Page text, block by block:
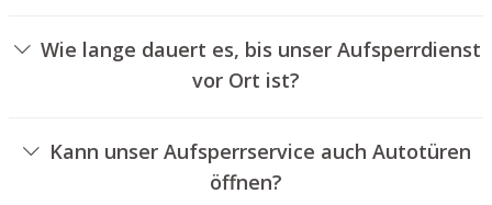
verschiedenen Optionen ab, wie beispielsweise der
Ausführung des Schlosses, der Dauer der Arbeiten und
eventuell anfallenden Anfahrtskosten. Wir bieten
Preisangebote an.
Wie lange dauert es, bis unser Aufsperrdienst
vor Ort ist?
innerhalb von dreißig Minuten vor Ort. Die reelle
Wartezeit hängt von dem Ortsunterschied des
Einsatzortes zu unserem Unternehmen und den
Kann unser Aufsperrservice auch Autotüren
öffnen?